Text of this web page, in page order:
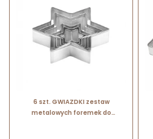
6 szt. GWIAZDKI zestaw
metalowych foremek do